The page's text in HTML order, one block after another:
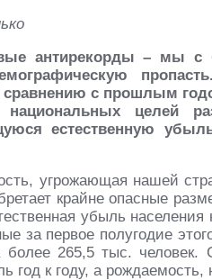
антирекорды – мы с
сравнению с прошлым
целей
естественную
угрожающая нашей
крайне опасные
убыль
за первое полугодие
более 265,5 тыс.
год к году, а